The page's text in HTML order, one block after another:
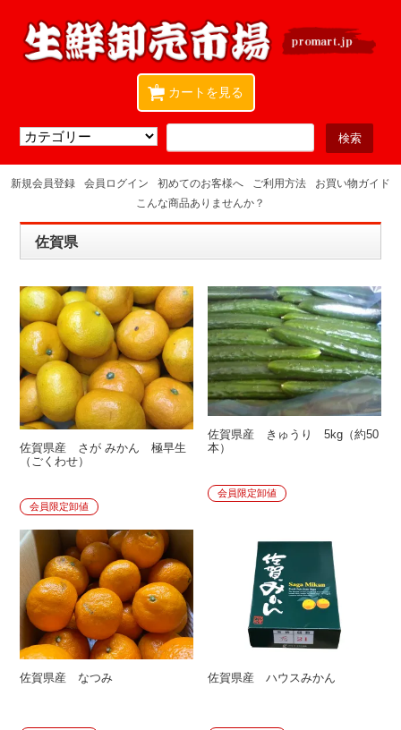
カートを見る
0
新規会員登録 会員ログイン 初めてのお客様へ ご利用方法
お買い物ガイド
こんな商品ありませんか？
佐賀県
佐賀県産 さが みかん 極早生
（ごくわせ）
会員限定卸値
佐賀県産 きゅうり 5kg（約50
本）
会員限定卸値
佐賀県産 なつみ 佐賀県産 ハウスみかん